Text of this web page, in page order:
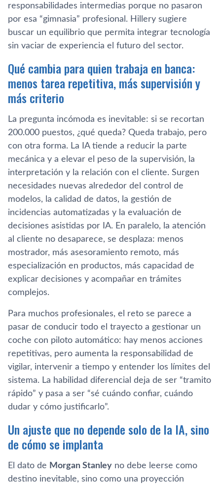
responsabilidades intermedias porque no pasaron
por esa “gimnasia” profesional. Hillery sugiere
buscar un equilibrio que permita integrar tecnología
sin vaciar de experiencia el futuro del sector.
Qué cambia para quien trabaja en banca:
menos tarea repetitiva, más supervisión y
más criterio
La pregunta incómoda es inevitable: si se recortan
200.000 puestos, ¿qué queda? Queda trabajo, pero
con otra forma. La IA tiende a reducir la parte
mecánica y a elevar el peso de la supervisión, la
interpretación y la relación con el cliente. Surgen
necesidades nuevas alrededor del control de
modelos, la calidad de datos, la gestión de
incidencias automatizadas y la evaluación de
decisiones asistidas por IA. En paralelo, la atención
al cliente no desaparece, se desplaza: menos
mostrador, más asesoramiento remoto, más
especialización en productos, más capacidad de
explicar decisiones y acompañar en trámites
complejos.
Para muchos profesionales, el reto se parece a
pasar de conducir todo el trayecto a gestionar un
coche con piloto automático: hay menos acciones
repetitivas, pero aumenta la responsabilidad de
vigilar, intervenir a tiempo y entender los límites del
sistema. La habilidad diferencial deja de ser “tramito
rápido” y pasa a ser “sé cuándo confiar, cuándo
dudar y cómo justificarlo”.
Un ajuste que no depende solo de la IA, sino
de cómo se implanta
El dato de Morgan Stanley no debe leerse como
destino inevitable, sino como una proyección